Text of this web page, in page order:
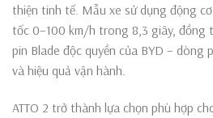
thiện tinh tế. Mẫu xe sử dụng động
tốc 0–100 km/h trong 8,3 giây, đồng
pin Blade độc quyền của BYD – dòng
và hiệu quả vận hành.
ATTO 2 trở thành lựa chọn phù hợp